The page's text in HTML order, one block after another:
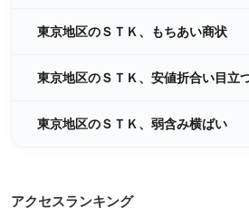
東京地区のＳＴＫ、もちあい商状
東京地区のＳＴＫ、安値折合い目立
東京地区のＳＴＫ、弱含み横ばい
アクセスランキング